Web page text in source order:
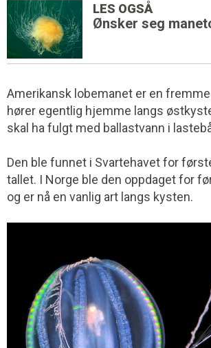
LES OGSÅ
Ønsker seg
Amerikansk lobemanet er en
hører egentlig hjemme langs
skal ha fulgt med ballastvann i
Den ble funnet i Svartehavet for
tallet. I Norge ble den oppdaget for
og er nå en vanlig art langs kysten.